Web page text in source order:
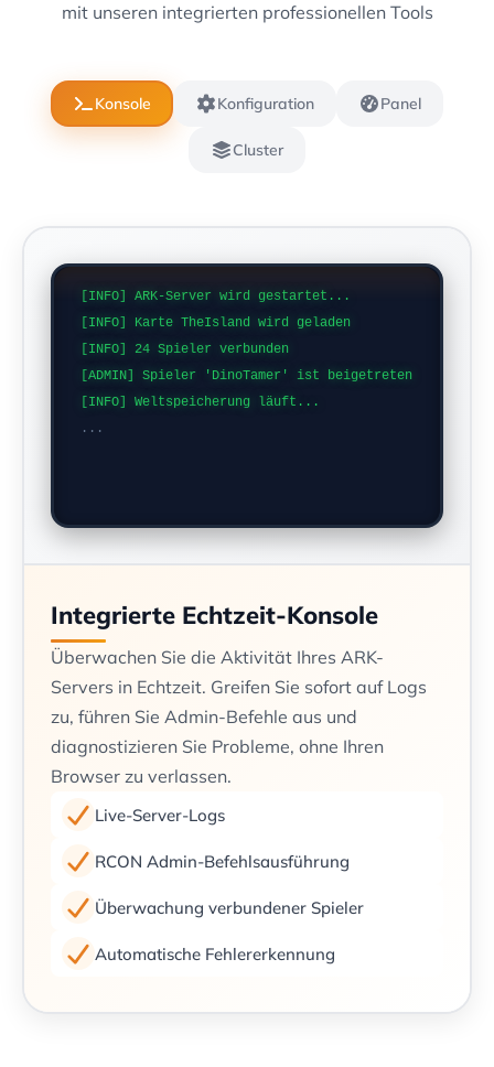
mit unseren integrierten professionellen Tools
Konsole Konfiguration Panel
Cluster
Integrierte Echtzeit-Konsole
Überwachen Sie die Aktivität Ihres ARK-
Servers in Echtzeit. Greifen Sie sofort auf Logs
zu, führen Sie Admin-Befehle aus und
diagnostizieren Sie Probleme, ohne Ihren
Browser zu verlassen.
Live-Server-Logs
RCON Admin-Befehlsausführung
Überwachung verbundener Spieler
Automatische Fehlererkennung
[INFO] ARK-Server wird gestartet...
[INFO] Karte TheIsland wird geladen
[INFO] 24 Spieler verbunden
[ADMIN] Spieler 'DinoTamer' ist beigetreten
[INFO] Weltspeicherung läuft...
...